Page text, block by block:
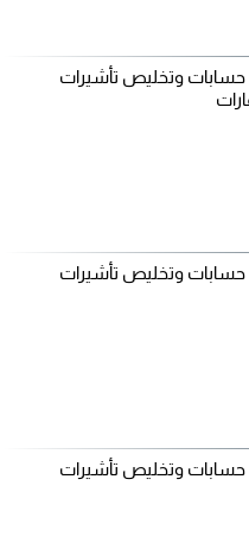
وتخليص تأشيرات
وتخليص تأشيرات
وتخليص تأشيرات